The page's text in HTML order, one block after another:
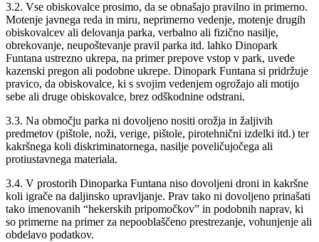
3.2. Vse obiskovalce prosimo, da se obnašajo pravilno in primerno.
Motenje javnega reda in miru, neprimerno vedenje, motenje drugih
obiskovalcev ali delovanja parka, verbalno ali fizično nasilje,
obrekovanje, neupoštevanje pravil parka itd. lahko Dinopark
Funtana ustrezno ukrepa, na primer prepove vstop v park, uvede
kazenski pregon ali podobne ukrepe. Dinopark Funtana si pridržuje
pravico, da obiskovalce, ki s svojim vedenjem ogrožajo ali motijo
sebe ali druge obiskovalce, brez odškodnine odstrani.
3.3. Na območju parka ni dovoljeno nositi orožja in žaljivih
predmetov (pištole, noži, verige, pištole, pirotehnični izdelki itd.) ter
kakršnega koli diskriminatornega, nasilje poveličujočega ali
protiustavnega materiala.
3.4. V prostorih Dinoparka Funtana niso dovoljeni droni in kakršne
koli igrače na daljinsko upravljanje. Prav tako ni dovoljeno prinašati
tako imenovanih “hekerskih pripomočkov” in podobnih naprav, ki
so primerne na primer za nepooblaščeno prestrezanje, vohunjenje ali
obdelavo podatkov.